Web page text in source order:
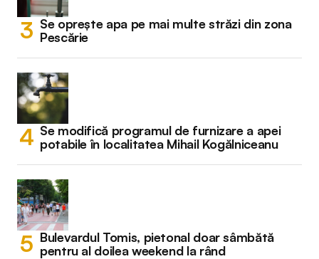
Se oprește apa pe mai multe străzi din zona
Pescărie
Se modifică programul de furnizare a apei
potabile în localitatea Mihail Kogălniceanu
Bulevardul Tomis, pietonal doar sâmbătă
pentru al doilea weekend la rând